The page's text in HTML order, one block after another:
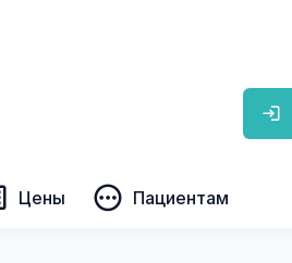
Цены Пациентам